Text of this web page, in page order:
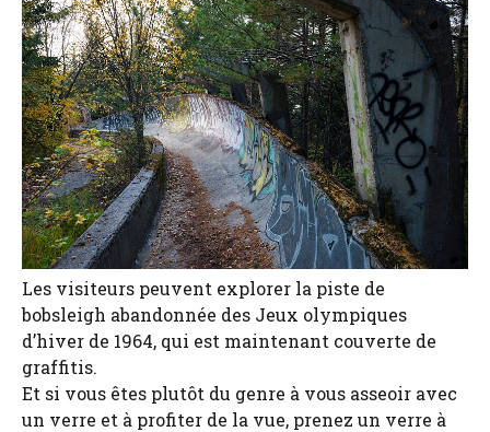
Les visiteurs peuvent explorer la piste de
bobsleigh abandonnée des Jeux olympiques
d’hiver de 1964, qui est maintenant couverte de
graffitis.
Et si vous êtes plutôt du genre à vous asseoir avec
un verre et à profiter de la vue, prenez un verre à